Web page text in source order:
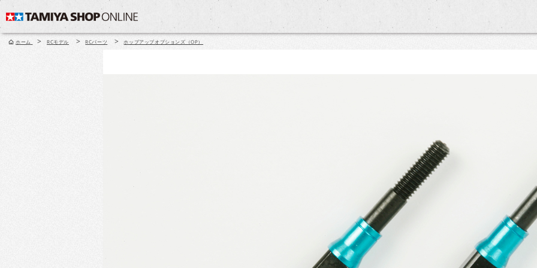
ホーム > RCモデル > RCパーツ > ホップアップオプションズ（OP）